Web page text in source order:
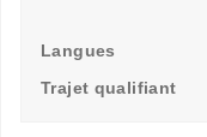
Langues
Trajet qualifiant